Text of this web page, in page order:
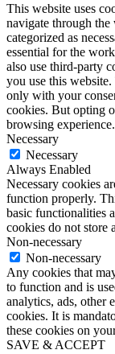
This website uses
navigate through the
categorized as
essential for the
also use third-party
you use this
only with your
cookies. But opting
browsing experience.
Necessary
Necessary
Always Enabled
Necessary cookies
function properly.
basic functionalities
cookies do not store
Non-necessary
Non-necessary
Any cookies that
to function and is
analytics, ads, other
cookies. It is
these cookies on
SAVE & ACCEPT